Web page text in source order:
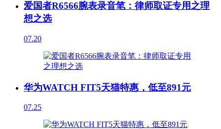
爱国者R6566腕表录音笔：律师取证专用之理
想之选
07.20
华为WATCH FIT5天猫特惠，低至891元
07.25